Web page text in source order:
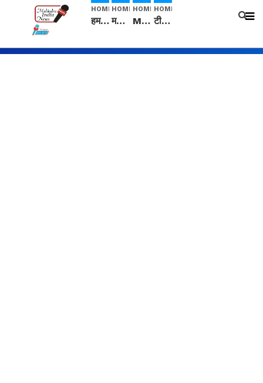
HOME
हम सनातनी..." सांसद kangana Ranaut से क्या बोली लड़की? Viral Jantar-Mantar | CJP protest
HOME
मनीषा हत्याकांड: हत्या, आत्महत्या या कोई बड़ा राज? | Full Story | Josh Haryana
HOME
Mangalsutra: हिंदू धर्म में शादी के बाद मंगलसूत्र क्यों पहनती है महिलाएं, किसने शुरु की ये परंपरा
HOME
टीम बीकेई ने एग्रीकल्चर ग्रेड की यूरिया खाद गट्टों में बदलकर टेक्निकल ग्रेड में बेचने वालों पर करवाई कार्रवाई: लखविंदर सिंह औलख